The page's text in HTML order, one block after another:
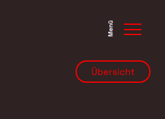
Menü
Übersicht